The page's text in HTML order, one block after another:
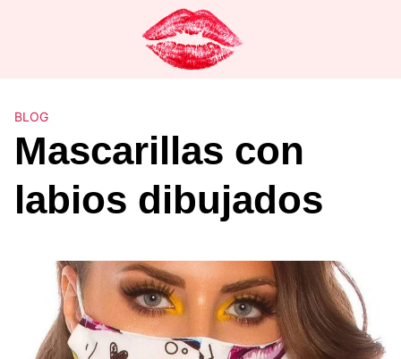
BLOG
Mascarillas con
labios dibujados